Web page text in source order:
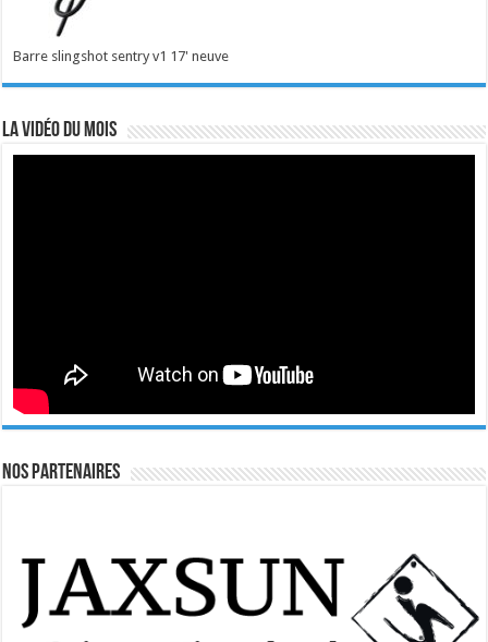
Barre slingshot sentry v1 17' neuve
La vidéo du mois
Nos Partenaires